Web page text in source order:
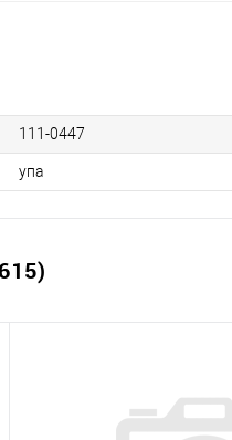
111-0447
упа